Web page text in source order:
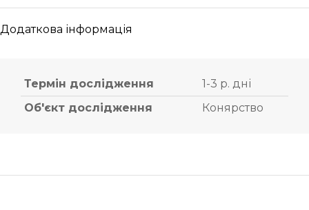
Додаткова інформація
Термін дослідження
1-3 р. дні
Об'єкт дослідження
Конярство